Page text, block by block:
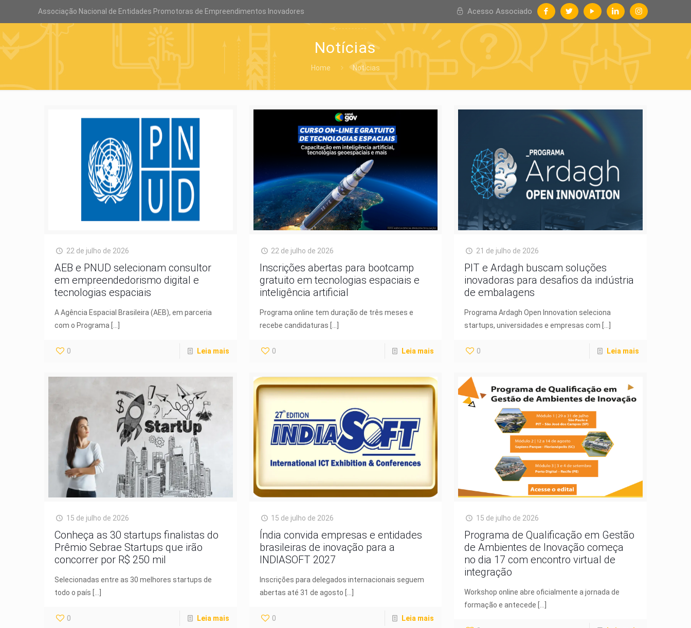
Associação Nacional de Entidades Promotoras de Empreendimentos Inovadores Acesso Associado
Notícias
Home Notícias
22 de julho de 2026
AEB e PNUD selecionam consultor
em empreendedorismo digital e
tecnologias espaciais
A Agência Espacial Brasileira (AEB), em parceria
com o Programa
0 Leia mais
22 de julho de 2026
Inscrições abertas para bootcamp
gratuito em tecnologias espaciais e
inteligência artificial
Programa online tem duração de três meses e
recebe candidaturas
0 Leia mais
21 de julho de 2026
PIT e Ardagh buscam soluções
inovadoras para desafios da indústria
de embalagens
Programa Ardagh Open Innovation seleciona
startups, universidades e empresas com
0 Leia mais
15 de julho de 2026
Conheça as 30 startups finalistas do
Prêmio Sebrae Startups que irão
concorrer por R$ 250 mil
Selecionadas entre as 30 melhores startups de
todo o país
0 Leia mais
15 de julho de 2026
Índia convida empresas e entidades
brasileiras de inovação para a
INDIASOFT 2027
Inscrições para delegados internacionais seguem
abertas até 31 de agosto
0 Leia mais
15 de julho de 2026
Programa de Qualificação em Gestão
de Ambientes de Inovação começa
no dia 17 com encontro virtual de
integração
Workshop online abre oficialmente a jornada de
formação e antecede